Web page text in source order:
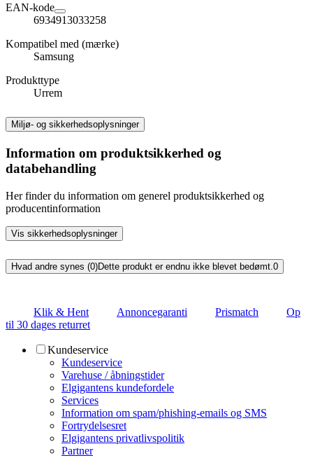
EAN-kode
6934913033258
Kompatibel med (mærke)
Samsung
Produkttype
Urrem
Miljø- og sikkerhedsoplysninger
Information om produktsikkerhed og
databehandling
Her finder du information om generel produktsikkerhed og
producentinformation
Vis sikkerhedsoplysninger
Hvad andre synes (0)Dette produkt er endnu ikke blevet bedømt. 0
Klik & Hent Annoncegaranti Prismatch
Op
til 30 dages returret
Kundeservice
Kundeservice
Varehuse / åbningstider
Elgigantens kundefordele
Services
Information om spam/phishing-emails og SMS
Fortrydelsesret
Elgigantens privatlivspolitik
Partner